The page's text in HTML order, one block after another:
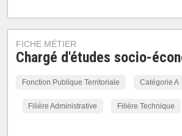
FICHE MÉTIER
Chargé d'études socio-
Fonction Publique Territoriale Catégorie A
Filière Administrative Filière Technique